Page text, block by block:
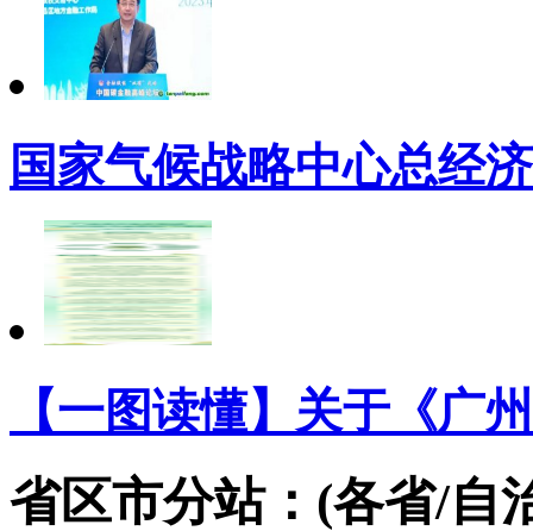
国家气候战略中心总经
【一图读懂】关于《广
省区市分站：(各省/自